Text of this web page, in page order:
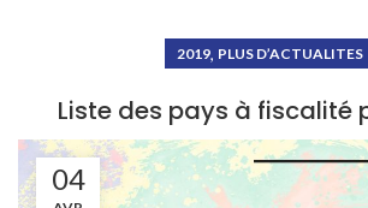
2019, PLUS D’ACTUALITES
Liste des pays à fiscalité
04